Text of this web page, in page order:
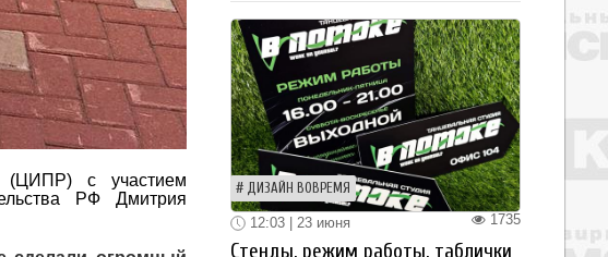
(ЦИПР) с участием
РФ Дмитрия
ДИЗАЙН ВОВРЕМЯ
1735
12:03 | 23 июня
Стенды, режим работы, таблички